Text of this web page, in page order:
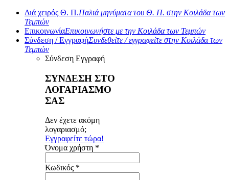
Διά χειρός Θ. Π.Παλιά μηνύματα του Θ. Π. στην Κοιλάδα των
Τεμπών
ΕπικοινωνίαΕπικοινωνήστε με την Κοιλάδα των Τεμπών
Σύνδεση / ΕγγραφήΣυνδεθείτε / εγγραφείτε στην Κοιλάδα των
Τεμπών
Σύνδεση Εγγραφή
ΣΥΝΔΕΣΗ ΣΤΟ
ΛΟΓΑΡΙΑΣΜΟ
ΣΑΣ
Δεν έχετε ακόμη
λογαριασμό;
Εγγραφείτε τώρα!
Όνομα χρήστη *
Κωδικός *